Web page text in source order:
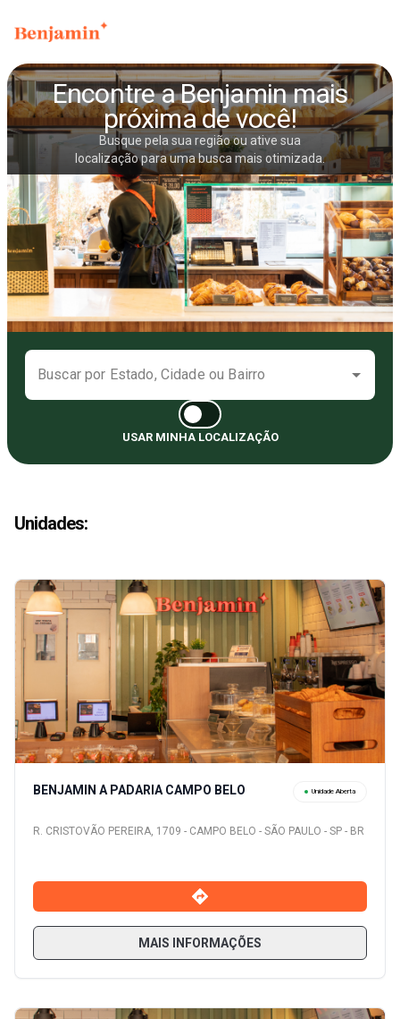
Encontre a Benjamin mais
próxima de você!
Busque pela sua região ou ative sua
localização para uma busca mais otimizada.
Buscar por Estado, Cidade ou Bairro
USAR MINHA LOCALIZAÇÃO
Unidades:
BENJAMIN A PADARIA CAMPO BELO Unidade Aberta
R. CRISTOVÃO PEREIRA, 1709 - CAMPO BELO - SÃO PAULO - SP - BR
MAIS INFORMAÇÕES